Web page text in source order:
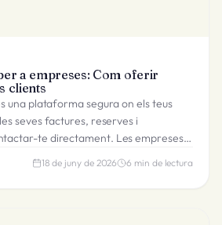
a empreses: Com oferir
clients
una plataforma segura on els teus
seves factures, reserves i
te directament. Les empreses
consultes rutinàries i augmenten la
18 de juny de 2026 6 min de lectura